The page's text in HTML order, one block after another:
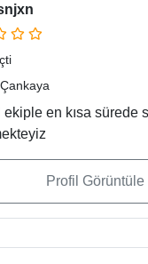
en kısa sürede
Profil Görüntüle